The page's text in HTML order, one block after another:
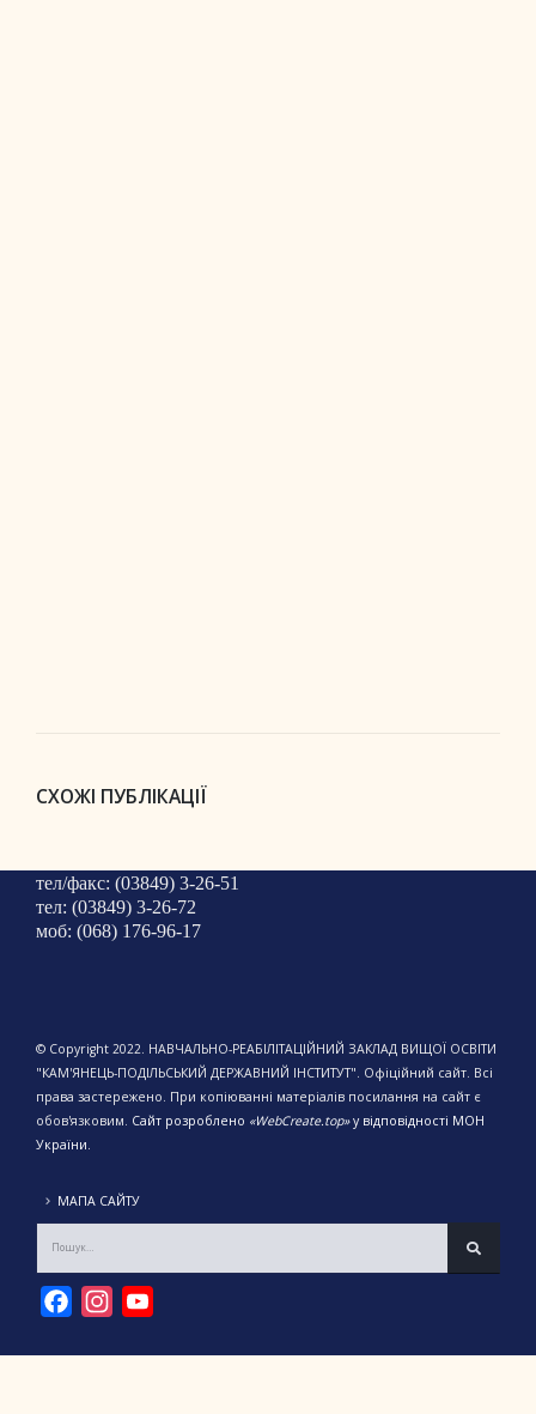
СХОЖІ ПУБЛІКАЦІЇ
тел/факс: (03849) 3-26-51
тел: (03849) 3-26-72
моб: (068) 176-96-17
© Copyright 2022. НАВЧАЛЬНО-РЕАБІЛІТАЦІЙНИЙ ЗАКЛАД ВИЩОЇ ОСВІТИ
"КАМ'ЯНЕЦЬ-ПОДІЛЬСЬКИЙ ДЕРЖАВНИЙ ІНСТИТУТ". Офіційний сайт. Всі
права застережено. При копіюванні матеріалів посилання на сайт є
обов'язковим. Сайт розроблено «WebCreate.top»у відповідності МОН
України.
МАПА САЙТУ
FacebookInstagram